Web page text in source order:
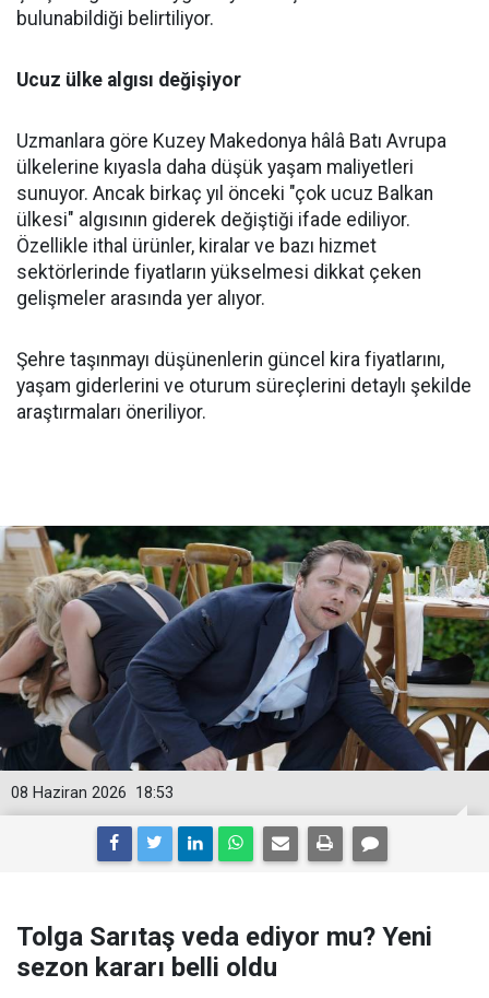
bulunabildiği belirtiliyor.
Ucuz ülke algısı değişiyor
Uzmanlara göre Kuzey Makedonya hâlâ Batı Avrupa
ülkelerine kıyasla daha düşük yaşam maliyetleri
sunuyor. Ancak birkaç yıl önceki "çok ucuz Balkan
ülkesi" algısının giderek değiştiği ifade ediliyor.
Özellikle ithal ürünler, kiralar ve bazı hizmet
sektörlerinde fiyatların yükselmesi dikkat çeken
gelişmeler arasında yer alıyor.
Şehre taşınmayı düşünenlerin güncel kira fiyatlarını,
yaşam giderlerini ve oturum süreçlerini detaylı şekilde
araştırmaları öneriliyor.
18:53
08 Haziran 2026
Tolga Sarıtaş veda ediyor mu? Yeni
sezon kararı belli oldu